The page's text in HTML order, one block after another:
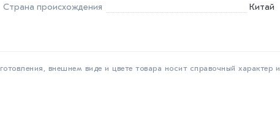
Страна происхождения Китай
внешнем виде и цвете товара носит справочный характер и